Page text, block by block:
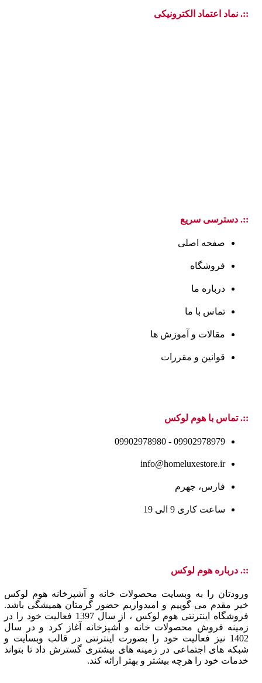
::. نماد اعتماد الکترونیکی
::. دسترسی سریع
صفحه اصلی
فروشگاه
درباره ما
تماس با ما
مقالات و آموزش ها
قوانین و مقررات
::. تماس با هوم لوکس
09902978979 - 09902978980
info@homeluxestore.ir
فارس، جهرم
ساعت کاری 9 الی 19
::. درباره هوم لوکس
ورودتان را به وبسایت محصولات خانه و آشپزخانه هوم لوکس
خیر مقدم می گوییم و امیدواریم حضور گرمتان همیشگی باشد.
فروشگاه اینترنتی هوم لوکس ، از سال 1397 فعالیت خود را در
زمینه فروش محصولات خانه و آشپزخانه آغاز کرد و در سال
1402 نیز فعالیت خود را بصورت اینترنتی در قالب وبسایت و
شبکه های اجتماعی در زمینه های بیشتری گسترش داد تا بتواند
خدمات خود را هرچه بیشتر و بهتر ارائه کند.